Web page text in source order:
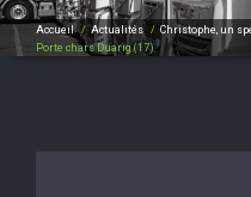
Accueil/Actualités /Christophe, un
Porte chars Duarig (17)